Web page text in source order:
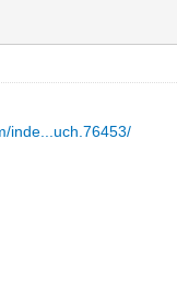
inde...uch.76453/